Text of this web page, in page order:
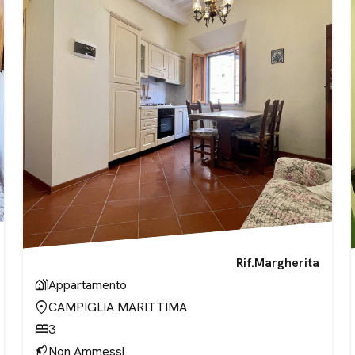
Rif.Margherita
holiday_villageAppartamento
location_onCAMPIGLIA MARITTIMA
bed3
Non Ammessi